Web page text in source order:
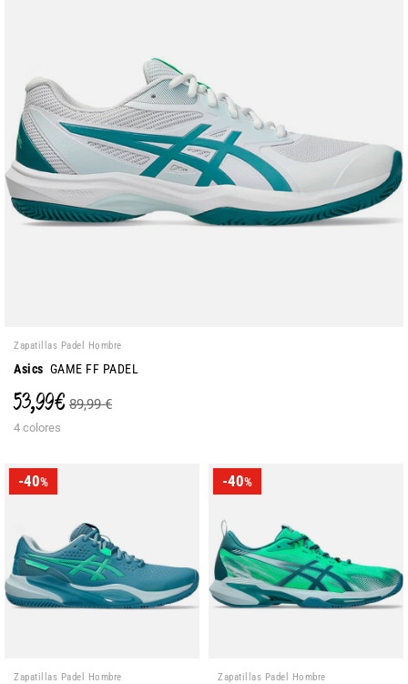
Zapatillas Padel Hombre
Asics GAME FF PADEL
53,99 € 89,99 €
4 colores
-40%
Zapatillas Padel Hombre
-40%
Zapatillas Padel Hombre